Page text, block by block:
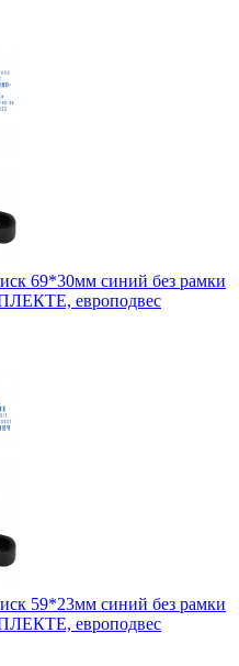
69*30мм синий без рамки
европодвес
59*23мм синий без рамки
европодвес